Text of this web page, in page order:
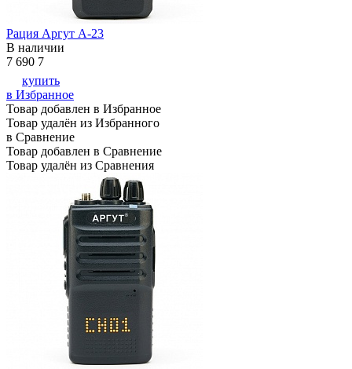
Рация Аргут А-23
В наличии
7 690 7
купить
в Избранное
Товар добавлен в Избранное
Товар удалён из Избранного
в Сравнение
Товар добавлен в Сравнение
Товар удалён из Сравнения